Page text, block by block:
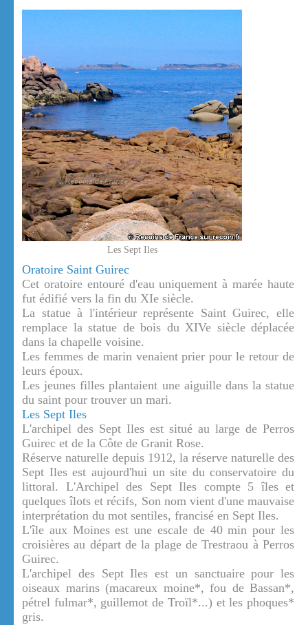
Les Sept Iles
Oratoire Saint Guirec
Cet oratoire entouré d'eau uniquement à marée haute
fut édifié vers la fin du XIe siècle.
La statue à l'intérieur représente Saint Guirec, elle
remplace la statue de bois du XIVe siècle déplacée
dans la chapelle voisine.
Les femmes de marin venaient prier pour le retour de
leurs époux.
Les jeunes filles plantaient une aiguille dans la statue
du saint pour trouver un mari.
Les Sept Iles
L'archipel des Sept Iles est situé au large de Perros
Guirec et de la Côte de Granit Rose.
Réserve naturelle depuis 1912, la réserve naturelle des
Sept Iles est aujourd'hui un site du conservatoire du
littoral. L'Archipel des Sept Iles compte 5 îles et
quelques îlots et récifs, Son nom vient d'une mauvaise
interprétation du mot sentiles, francisé en Sept Iles.
L'île aux Moines est une escale de 40 min pour les
croisières au départ de la plage de Trestraou à Perros
Guirec.
L'archipel des Sept Iles est un sanctuaire pour les
oiseaux marins (macareux moine*, fou de Bassan*,
pétrel fulmar*, guillemot de Troïl*...) et les phoques*
gris.